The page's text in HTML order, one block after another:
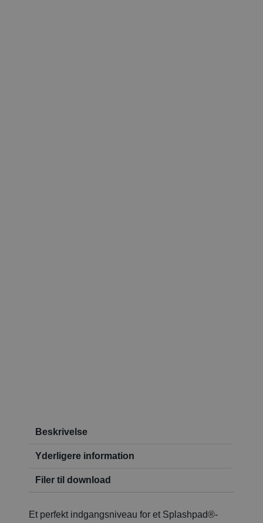
Beskrivelse
Yderligere information
Filer til download
Et perfekt indgangsniveau for et Splashpad®-